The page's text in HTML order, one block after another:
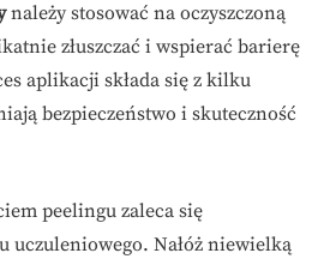
należy stosować na oczyszczoną
złuszczać i wspierać barierę
aplikacji składa się z kilku
bezpieczeństwo i skuteczność
peelingu zaleca się
uczuleniowego. Nałóż niewielką